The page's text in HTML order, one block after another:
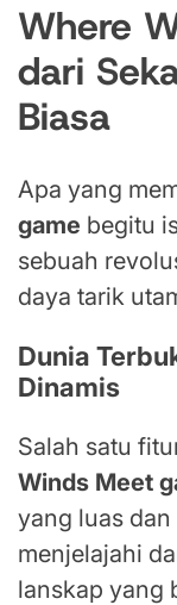
Where
dari
Biasa
Apa yang
game begitu
sebuah
daya tarik
Dunia
Dinamis
Salah satu
Winds Meet
yang luas
menjelajahi
lanskap yang